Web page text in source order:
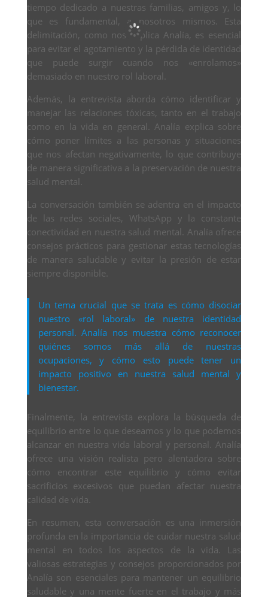
tiempo dedicado a nuestras familias, amigos y, lo
que es fundamental, a nosotros mismos. Esta
delimitación, como nos explica Analía, es esencial
para evitar el agotamiento y la pérdida de identidad
que puede surgir cuando nos «enrolamos»
demasiado en nuestro rol laboral.
Además, la entrevista aborda cómo identificar y
manejar las relaciones tóxicas, tanto en el trabajo
como en la vida en general. Analía explica sobre
cómo poner límites a las personas y situaciones
que nos afectan negativamente, lo que contribuye
de manera significativa a la preservación de nuestra
salud mental.
La conversación también se adentra en el impacto
de las redes sociales, WhatsApp y la constante
conectividad en nuestra salud mental. Analía ofrece
consejos prácticos para gestionar estas tecnologías
de manera saludable y evitar la presión de estar
siempre disponible.
Un tema crucial que se trata es cómo disociar
nuestro «rol laboral» de nuestra identidad
personal. Analía nos muestra cómo reconocer
quiénes somos más allá de nuestras
ocupaciones, y cómo esto puede tener un
impacto positivo en nuestra salud mental y
bienestar.
Finalmente, la entrevista explora la búsqueda de
equilibrio entre lo que deseamos y lo que podemos
alcanzar en nuestra vida laboral y personal. Analía
ofrece una visión realista pero alentadora sobre
cómo encontrar este equilibrio y cómo evitar
sacrificios excesivos que puedan afectar nuestra
calidad de vida.
En resumen, esta conversación es una inmersión
profunda en la importancia de cuidar nuestra salud
mental en todos los aspectos de la vida. Las
valiosas estrategias y consejos proporcionados por
Analía son esenciales para mantener un equilibrio
saludable y una mente fuerte en el trabajo y más